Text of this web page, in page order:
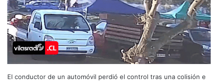
El conductor de un automóvil perdió el control tras una colisión e